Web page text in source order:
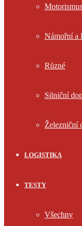
Motorismus
Námořní a
Různé
Silniční
Železniční
LOGISTIKA
TESTY
Všechny